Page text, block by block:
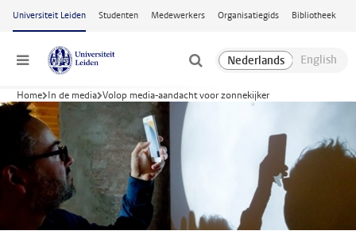
Ga naar hoofdinhoud
Universiteit Leiden Studenten Medewerkers Organisatiegids Bibliotheek
Menu
Home In de media Volop media-aandacht voor zonnekijker